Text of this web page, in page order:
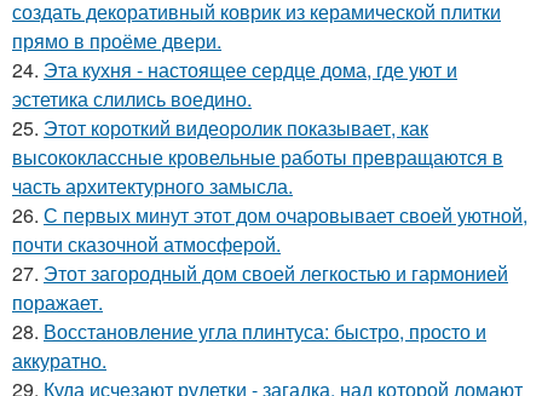
создать декоративный коврик из керамической плитки
прямо в проёме двери.
24. Эта кухня - настоящее сердце дома, где уют и
эстетика слились воедино.
25. Этот короткий видеоролик показывает, как
высококлассные кровельные работы превращаются в
часть архитектурного замысла.
26. С первых минут этот дом очаровывает своей уютной,
почти сказочной атмосферой.
27. Этот загородный дом своей легкостью и гармонией
поражает.
28. Восстановление угла плинтуса: быстро, просто и
аккуратно.
29. Куда исчезают рулетки - загадка, над которой ломают